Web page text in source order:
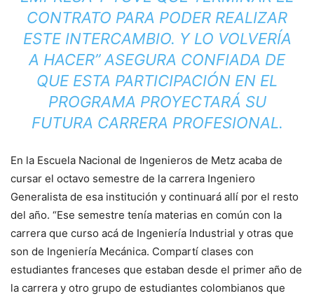
CONTRATO PARA PODER REALIZAR
ESTE INTERCAMBIO. Y LO VOLVERÍA
A HACER” ASEGURA CONFIADA DE
QUE ESTA PARTICIPACIÓN EN EL
PROGRAMA PROYECTARÁ SU
FUTURA CARRERA PROFESIONAL.
En la Escuela Nacional de Ingenieros de Metz acaba de
cursar el octavo semestre de la carrera Ingeniero
Generalista de esa institución y continuará allí por el resto
del año. “Ese semestre tenía materias en común con la
carrera que curso acá de Ingeniería Industrial y otras que
son de Ingeniería Mecánica. Compartí clases con
estudiantes franceses que estaban desde el primer año de
la carrera y otro grupo de estudiantes colombianos que